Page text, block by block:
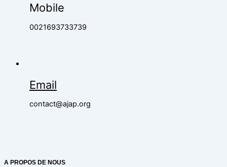
Mobile
0021693733739
Email
contact@ajap.org
A PROPOS DE NOUS